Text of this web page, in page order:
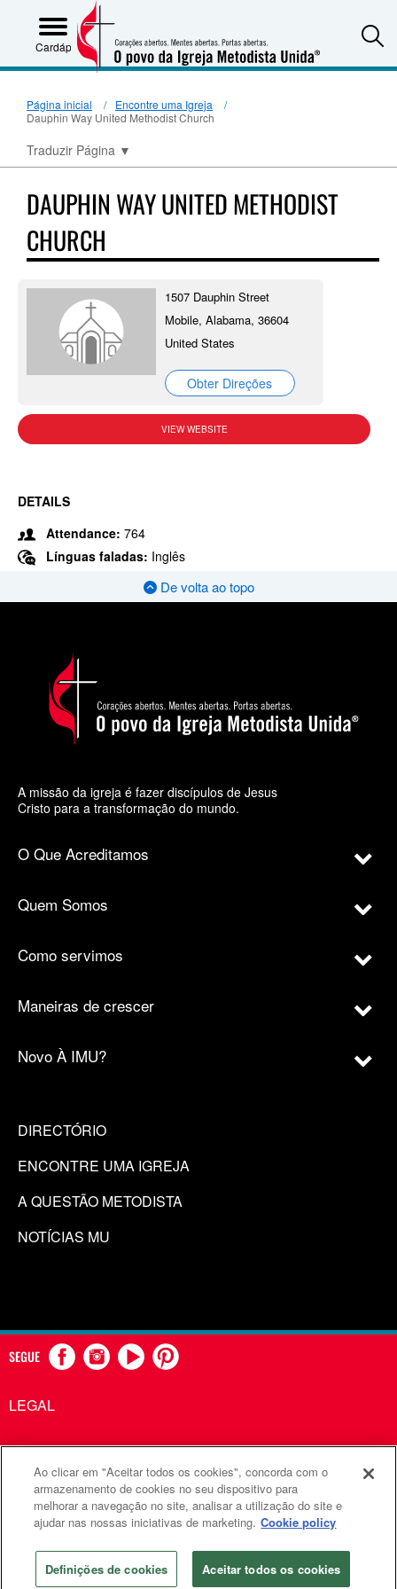
Cardápio
Página inicial
Encontre uma Igreja
Dauphin Way United Methodist Church
Traduzir Página ▼
DAUPHIN WAY UNITED METHODIST
CHURCH
1507 Dauphin Street
Mobile, Alabama, 36604
United States
Obter Direções
VIEW WEBSITE
DETAILS
Attendance: 764
Línguas faladas: Inglês
De volta ao topo
A missão da igreja é fazer discípulos de Jesus
Cristo para a transformação do mundo.
O Que Acreditamos
Quem Somos
Como servimos
Maneiras de crescer
Novo À IMU?
DIRECTÓRIO
ENCONTRE UMA IGREJA
A QUESTÃO METODISTA
NOTÍCIAS MU
SEGUE
LEGAL
Comunicações Metodistas Unidas é uma agência da Igreja
Metodista Unida
©2026 Comunicações Metodistas Unidas. Todos os direitos
reservados
Ao clicar em "Aceitar todos os cookies", concorda com o
armazenamento de cookies no seu dispositivo para
melhorar a navegação no site, analisar a utilização do site e
ajudar nas nossas iniciativas de marketing. Cookie policy
Definições de cookies Aceitar todos os cookies